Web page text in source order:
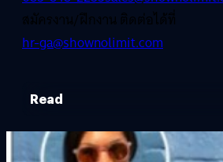
สมัครงาน/ฝึกงาน ติดต่อได้ที่
hr-ga@shownolimit.com
Read